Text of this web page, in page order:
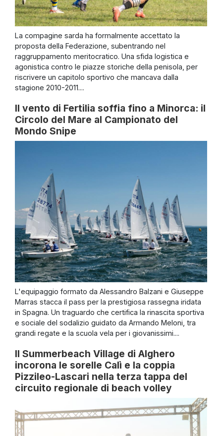
La compagine sarda ha formalmente accettato la
proposta della Federazione, subentrando nel
raggruppamento meritocratico. Una sfida logistica e
agonistica contro le piazze storiche della penisola, per
riscrivere un capitolo sportivo che mancava dalla
stagione 2010-2011....
Il vento di Fertilia soffia fino a Minorca: il
Circolo del Mare al Campionato del
Mondo Snipe
L'equipaggio formato da Alessandro Balzani e Giuseppe
Marras stacca il pass per la prestigiosa rassegna iridata
in Spagna. Un traguardo che certifica la rinascita sportiva
e sociale del sodalizio guidato da Armando Meloni, tra
grandi regate e la scuola vela per i giovanissimi....
Il Summerbeach Village di Alghero
incorona le sorelle Calì e la coppia
Pizzileo-Lascari nella terza tappa del
circuito regionale di beach volley